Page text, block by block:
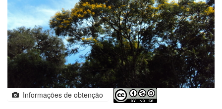
Informações de obtenção